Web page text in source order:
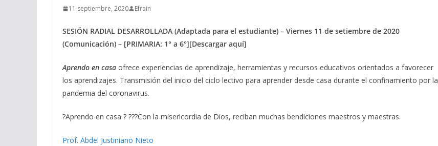
11 septiembre, 2020 Efrain
SESIÓN RADIAL DESARROLLADA (Adaptada para el estudiante) – Viernes 11 de setiembre de 2020
(Comunicación) – [PRIMARIA: 1° a 6°][Descargar aquí]
Aprendo en casa ofrece experiencias de aprendizaje, herramientas y recursos educativos orientados a favorecer
los aprendizajes. Transmisión del inicio del ciclo lectivo para aprender desde casa durante el confinamiento por la
pandemia del coronavirus.
?Aprendo en casa ? ???Con la misericordia de Dios, reciban muchas bendiciones maestros y maestras.
Prof. Abdel Justiniano Nieto